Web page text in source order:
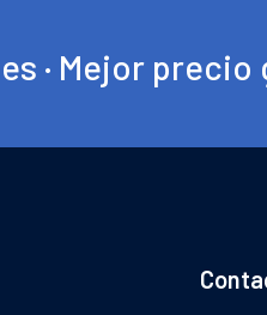
· Mejor precio